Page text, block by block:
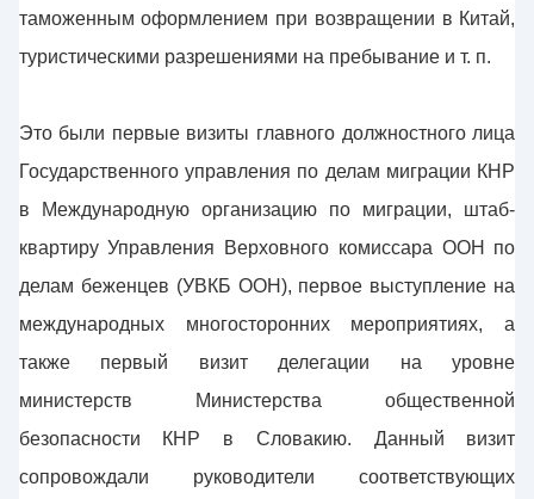
таможенным оформлением при возвращении в Китай,
туристическими разрешениями на пребывание и т. п.
Это были первые визиты главного должностного лица
Государственного управления по делам миграции КНР
в Международную организацию по миграции, штаб-
квартиру Управления Верховного комиссара ООН по
делам беженцев (УВКБ ООН), первое выступление на
международных многосторонних мероприятиях, а
также первый визит делегации на уровне
министерств Министерства общественной
безопасности КНР в Словакию. Данный визит
сопровождали руководители соответствующих